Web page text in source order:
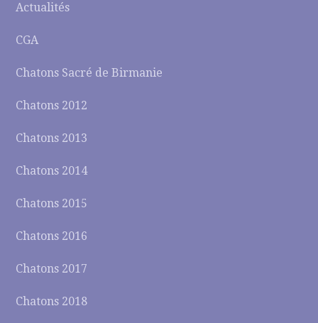
Actualités
CGA
Chatons Sacré de Birmanie
Chatons 2012
Chatons 2013
Chatons 2014
Chatons 2015
Chatons 2016
Chatons 2017
Chatons 2018